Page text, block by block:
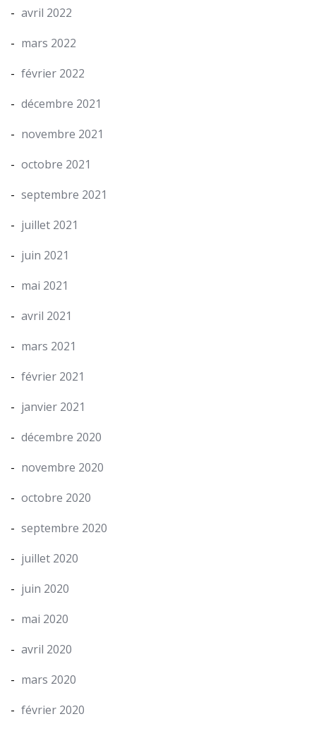
avril 2022
mars 2022
février 2022
décembre 2021
novembre 2021
octobre 2021
septembre 2021
juillet 2021
juin 2021
mai 2021
avril 2021
mars 2021
février 2021
janvier 2021
décembre 2020
novembre 2020
octobre 2020
septembre 2020
juillet 2020
juin 2020
mai 2020
avril 2020
mars 2020
février 2020